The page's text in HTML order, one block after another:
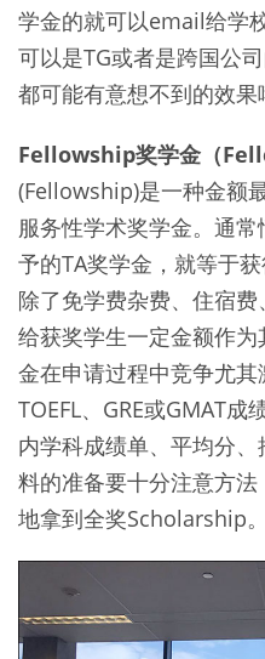
学金的就可以email给学
可以是TG或者是跨国公
都可能有意想不到的效果
Fellowship奖学金（
(Fellowship)是一种金额
服务性学术奖学金。通
予的TA奖学金，就等于
除了免学费杂费、住宿
给获奖学生一定金额作
金在申请过程中竞争尤
TOEFL、GRE或GMAT
内学科成绩单、平均分
料的准备要十分注意方
地拿到全奖Scholarship。